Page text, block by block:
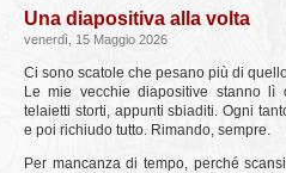
Una diapositiva alla volta
venerdì, 15 Maggio 2026
Ci sono scatole che pesano più di
Le mie vecchie diapositive stanno lì
telaietti storti, appunti sbiaditi. Ogni
e poi richiudo tutto. Rimando, sempre.
Per mancanza di tempo, perché